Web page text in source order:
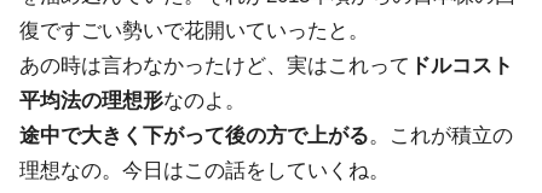
復ですごい勢いで花開いていったと。
あの時は言わなかったけど、実はこれって ドルコスト
平均法の理想形なのよ。
途中で大きく下がって後の方で上がる。これが積立の
理想なの。今日はこの話をしていくね。